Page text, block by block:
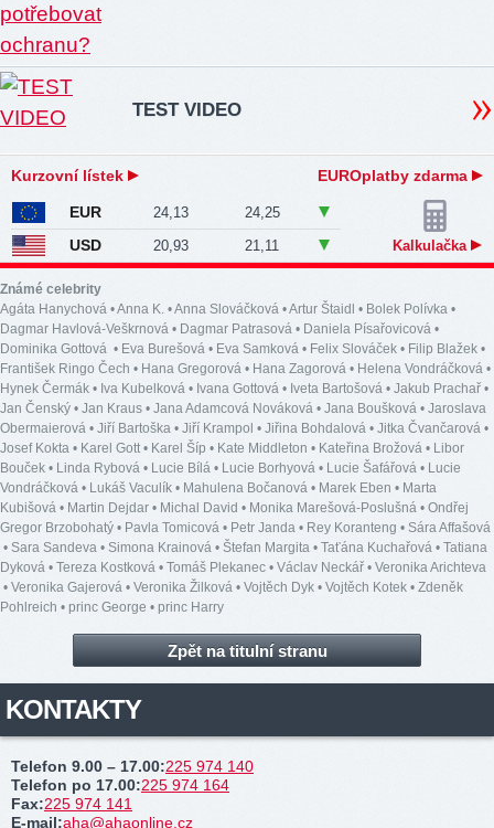
TEST VIDEO
Kurzovní lístek EUROplatby zdarma
EUR 24,13 24,25
USD 20,93 21,11 Kalkulačka
Známé celebrity
Agáta Hanychová •Anna K. •Anna Slováčková •Artur Štaidl • Bolek Polívka •
Dagmar Havlová-Veškrnová • Dagmar Patrasová • Daniela Písařovicová •
Dominika Gottová • Eva Burešová • Eva Samková • Felix Slováček • Filip Blažek •
František Ringo Čech • Hana Gregorová • Hana Zagorová • Helena Vondráčková •
Hynek Čermák • Iva Kubelková • Ivana Gottová • Iveta Bartošová • Jakub Prachař •
Jan Čenský • Jan Kraus • Jana Adamcová Nováková • Jana Boušková • Jaroslava
Obermaierová • Jiří Bartoška • Jiří Krampol • Jiřina Bohdalová • Jitka Čvančarová •
Josef Kokta • Karel Gott • Karel Šíp • Kate Middleton • Kateřina Brožová • Libor
Bouček • Linda Rybová • Lucie Bílá • Lucie Borhyová • Lucie Šafářová • Lucie
Vondráčková • Lukáš Vaculík • Mahulena Bočanová • Marek Eben • Marta
Kubišová • Martin Dejdar • Michal David • Monika Marešová-Poslušná • Ondřej
Gregor Brzobohatý • Pavla Tomicová • Petr Janda • Rey Koranteng • Sára Affašová
• Sara Sandeva • Simona Krainová • Štefan Margita • Taťána Kuchařová • Tatiana
Dyková • Tereza Kostková • Tomáš Plekanec • Václav Neckář • Veronika Arichteva
• Veronika Gajerová • Veronika Žilková • Vojtěch Dyk • Vojtěch Kotek • Zdeněk
Pohlreich • princ George • princ Harry
Zpět na titulní stranu
KONTAKTY
Telefon 9.00 – 17.00:225 974 140
Telefon po 17.00:225 974 164
Fax:225 974 141
E-mail:aha@ahaonline.cz